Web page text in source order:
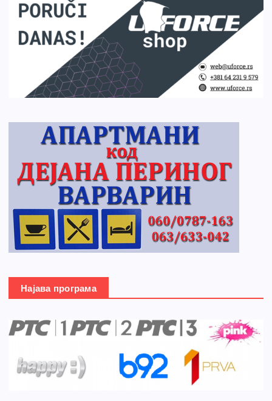
Најава програма